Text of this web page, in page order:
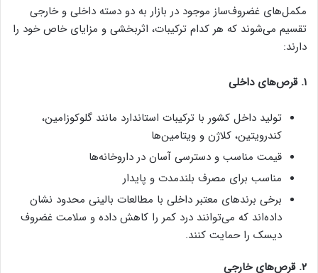
مکمل‌های غضروف‌ساز موجود در بازار به دو دسته داخلی و خارجی
تقسیم می‌شوند که هر کدام ترکیبات، اثربخشی و مزایای خاص خود را
دارند:
۱. قرص‌های داخلی
تولید داخل کشور با ترکیبات استاندارد مانند گلوکوزامین،
کندرویتین، کلاژن و ویتامین‌ها
قیمت مناسب و دسترسی آسان در داروخانه‌ها
مناسب برای مصرف بلندمدت و پایدار
برخی برندهای معتبر داخلی با مطالعات بالینی محدود نشان
داده‌اند که می‌توانند درد کمر را کاهش داده و سلامت غضروف
دیسک را حمایت کنند.
۲. قرص‌های خارجی